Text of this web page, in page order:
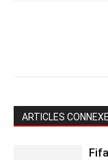
ARTICLES